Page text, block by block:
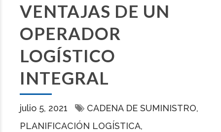
VENTAJAS DE UN
OPERADOR
LOGÍSTICO
INTEGRAL
julio 5, 2021
CADENA DE SUMINISTRO
PLANIFICACIÓN LOGÍSTICA